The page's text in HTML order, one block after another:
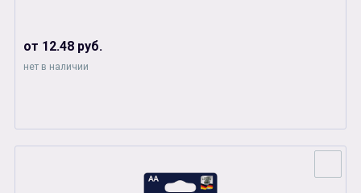
от 12.48 руб.
нет в наличии